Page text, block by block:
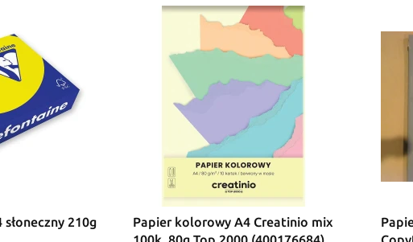
210g
Papier kolorowy A4 Creatinio mix